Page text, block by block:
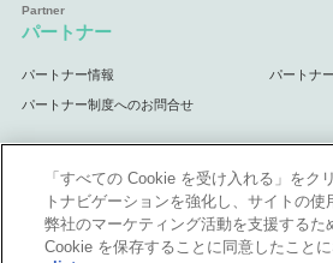
パートナー
パートナー情報 パートナ
パートナー制度へのお問合せ
サポート
サポート情報
「すべての Cookie を受け入れる」をク
トナビゲーションを強化し、サイトの使
弊社のマーケティング活動を支援するた
Cookie を保存することに同意したこと